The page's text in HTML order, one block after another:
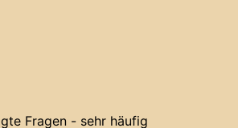
Fragen - sehr häufig